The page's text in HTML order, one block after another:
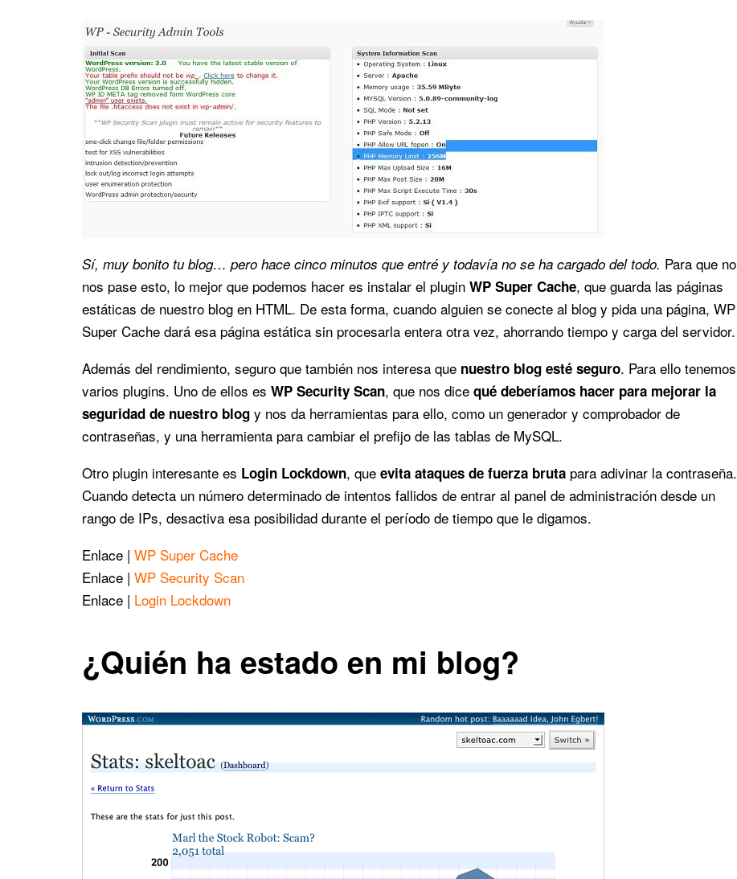
Sí, muy bonito tu blog… pero hace cinco minutos que entré y todavía no se ha cargado del todo. Para que no
nos pase esto, lo mejor que podemos hacer es instalar el plugin WP Super Cache, que guarda las páginas
estáticas de nuestro blog en HTML. De esta forma, cuando alguien se conecte al blog y pida una página, WP
Super Cache dará esa página estática sin procesarla entera otra vez, ahorrando tiempo y carga del servidor.
Además del rendimiento, seguro que también nos interesa que nuestro blog esté seguro. Para ello tenemos
varios plugins. Uno de ellos es WP Security Scan, que nos dice qué deberíamos hacer para mejorar la
seguridad de nuestro blog y nos da herramientas para ello, como un generador y comprobador de
contraseñas, y una herramienta para cambiar el prefijo de las tablas de MySQL.
Otro plugin interesante es Login Lockdown, que evita ataques de fuerza bruta para adivinar la contraseña.
Cuando detecta un número determinado de intentos fallidos de entrar al panel de administración desde un
rango de IPs, desactiva esa posibilidad durante el período de tiempo que le digamos.
Enlace | WP Super Cache
Enlace | WP Security Scan
Enlace | Login Lockdown
¿Quién ha estado en mi blog?